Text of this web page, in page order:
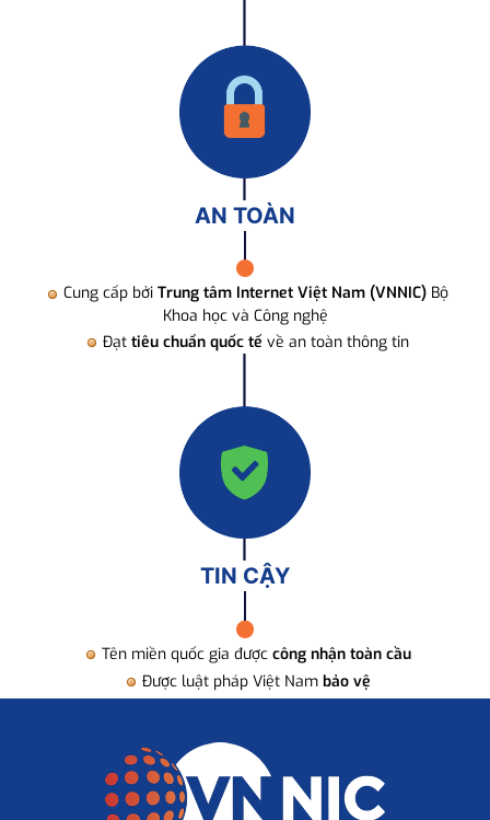
AN TOÀN
Cung cấp bởi Trung tâm Internet Việt Nam (VNNIC) Bộ
Khoa học và Công nghệ
Đạt tiêu chuẩn quốc tế về an toàn thông tin
TIN CẬY
Tên miền quốc gia được công nhận toàn cầu
Được luật pháp Việt Nam bảo vệ